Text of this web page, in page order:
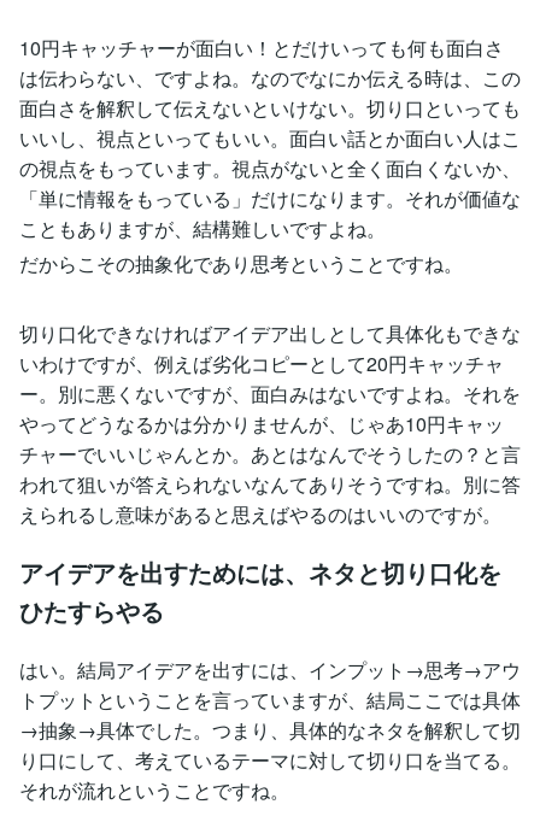
10円キャッチャーが面白い！とだけいっても何も面白さ
は伝わらない、ですよね。なのでなにか伝える時は、この
面白さを解釈して伝えないといけない。切り口といっても
いいし、視点といってもいい。面白い話とか面白い人はこ
の視点をもっています。視点がないと全く面白くないか、
「単に情報をもっている」だけになります。それが価値な
こともありますが、結構難しいですよね。
だからこその抽象化であり思考ということですね。
切り口化できなければアイデア出しとして具体化もできな
いわけですが、例えば劣化コピーとして20円キャッチャ
ー。別に悪くないですが、面白みはないですよね。それを
やってどうなるかは分かりませんが、じゃあ10円キャッ
チャーでいいじゃんとか。あとはなんでそうしたの？と言
われて狙いが答えられないなんてありそうですね。別に答
えられるし意味があると思えばやるのはいいのですが。
アイデアを出すためには、ネタと切り口化を
ひたすらやる
はい。結局アイデアを出すには、インプット→思考→アウ
トプットということを言っていますが、結局ここでは具体
→抽象→具体でした。つまり、具体的なネタを解釈して切
り口にして、考えているテーマに対して切り口を当てる。
それが流れということですね。